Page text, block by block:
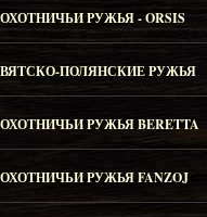
ОХОТНИЧЬИ РУЖЬЯ - ORSIS
ВЯТСКО-ПОЛЯНСКИЕ РУЖЬЯ
ОХОТНИЧЬИ РУЖЬЯ BERETTA
ОХОТНИЧЬИ РУЖЬЯ FANZOJ